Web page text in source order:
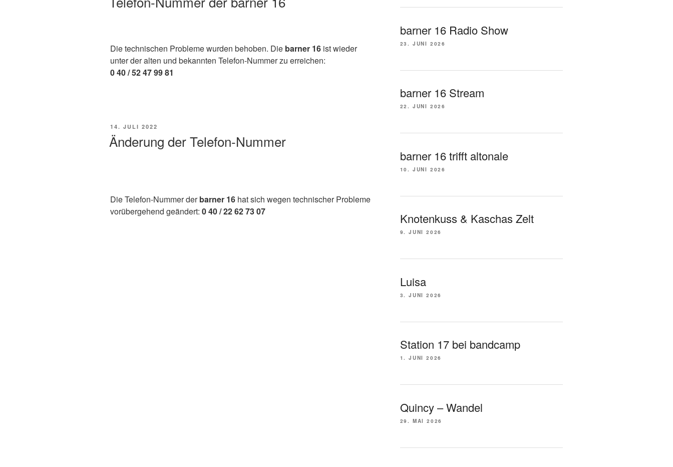
Die technischen Probleme wurden behoben. Die barner 16 ist wieder
unter der alten und bekannten Telefon-Nummer zu erreichen:
0 40 /52 47 99 81
VERÖFFENTLICHT
AM
14. JULI 2022
Änderung der Telefon-Nummer
Die Telefon-Nummer derbarner 16 hat sich wegen technischer Probleme
vorübergehend geändert: 0 40 / 22 62 73 07
barner 16 Radio Show
23. JUNI 2026
barner 16 Stream
22. JUNI 2026
barner 16 trifft altonale
10. JUNI 2026
Knotenkuss & Kaschas Zelt
9. JUNI 2026
Luisa
3. JUNI 2026
Station 17 bei bandcamp
1. JUNI 2026
Quincy – Wandel
29. MAI 2026